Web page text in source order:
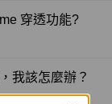
穿透功能?
我該怎麼辦？